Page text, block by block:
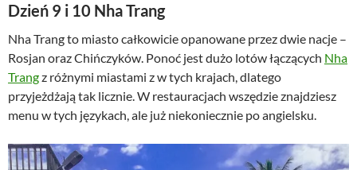
Dzień 9 i 10 Nha Trang
Nha Trang to miasto całkowicie opanowane przez dwie nacje –
Rosjan oraz Chińczyków. Ponoć jest dużo lotów łączących Nha
Trangz różnymi miastami z w tych krajach, dlatego
przyjeżdżają tak licznie. W restauracjach wszędzie znajdziesz
menu w tych językach, ale już niekoniecznie po angielsku.